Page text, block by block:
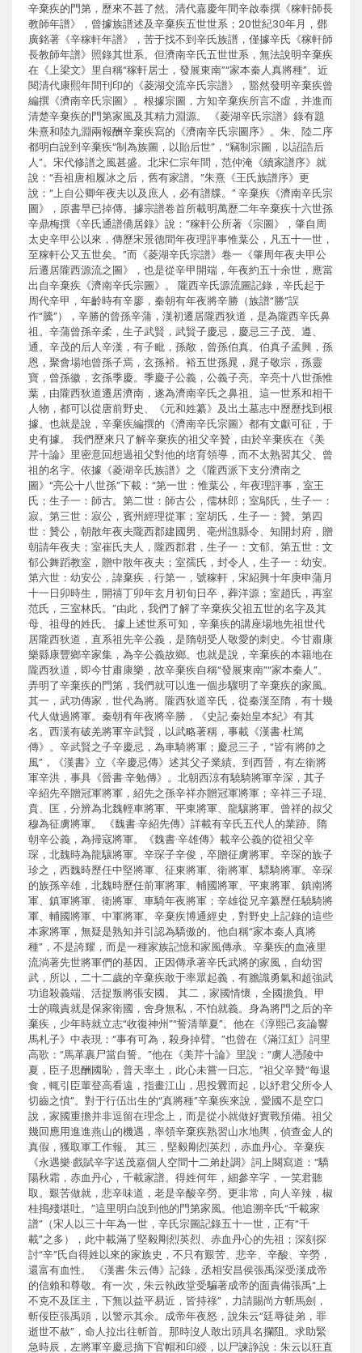
辛棄疾的門第，歷來不甚了然。清代嘉慶年間辛啟泰撰《稼軒師長
教師年譜》，曾據族譜述及辛棄疾五世世系；20世紀30年月，鄧
廣銘著《辛稼軒年譜》，苦于找不到辛氏族譜，僅據辛氏《稼軒師
長教師年譜》照錄其世系。但濟南辛氏五世世系，無法說明辛棄疾
在《上梁文》里自稱“稼軒居士，發展東南”“家本秦人真將種”。近
閱清代康熙年間刊印的《菱湖交流辛氏宗譜》，豁然發明辛棄疾曾
編撰《濟南辛氏宗圖》。根據宗圖，方知辛棄疾所言不虛，并進而
清楚辛棄疾的門第家風及其精力淵源。 《菱湖辛氏宗譜》錄有題
朱熹和陸九淵兩報酬辛棄疾寫的《濟南辛氏宗圖序》。朱、陸二序
都明白說到辛棄疾“制為族圖，以貽后世”，“竊制宗圖，以詔誥后
人”。宋代修譜之風甚盛。北宋仁宗年間，范仲淹《續家譜序》就
說：“吾祖唐相履冰之后，舊有家譜。”朱熹《王氏族譜序》更
說：“上自公卿年夜夫以及庶人，必有譜牒。” 辛棄疾《濟南辛氏宗
圖》，原書早已掉傳。據宗譜卷首所載明萬歷二年辛棄疾十六世孫
辛鼎梅撰《辛氏通譜僑居錄》說：“稼軒公所著《宗圖》，肇自周
太史辛甲公以來，傳歷宋景德間年夜理評事惟葉公，凡五十一世，
至稼軒公又五世矣。”而《菱湖辛氏宗譜》卷一《肇周年夜夫甲公
后遷居隴西源流之圖》，也是從辛甲開端，年夜約五十余世，應當
出自辛棄疾《濟南辛氏宗圖》。 隴西辛氏源流圖記錄，辛氏起于
周代辛甲，年齡時有辛廖，秦朝有年夜將辛勝（族譜“勝”誤
作“騰”），辛勝的曾孫辛蒲，漢初遷居隴西狄道，是為隴西辛氏鼻
祖。辛蒲曾孫辛柔，生子武賢，武賢子慶忌，慶忌三子茂、遵、
通。辛茂的后人辛漢，有子毗，孫敞，曾孫伯真。伯真子孟興，孫
恩，聚會場地曾孫子焉，玄孫裕。裕五世孫晁，晁子敬宗，孫靈
寶，曾孫徽，玄孫季慶。季慶子公義，公義子亮。辛亮十八世孫惟
葉，由隴西狄道遷居濟南，遂為濟南辛氏之鼻祖。這一世系和相干
人物，都可以從唐前野史、《元和姓纂》及出土墓志中歷歷找到根
據。也就是說，辛棄疾編撰的《濟南辛氏宗圖》都有文獻可征，于
史有據。 我們歷來只了解辛棄疾的祖父辛贊，由於辛棄疾在《美
芹十論》里密意回想過祖父對他的培育領導，而不太熟習其父、曾
祖的名字。依據《菱湖辛氏族譜》之《隴西派下支分濟南之
圖》“亮公十八世孫”下載：“第一世：惟葉公，年夜理評事，室王
氏；生子一：師古。第二世：師古公，儒林郎；室鄔氏，生子一：
寂。第三世：寂公，賓州經理從軍；室胡氏，生子一：贊。第四
世：贊公，朝散年夜夫隴西郡建國男、亳州譙縣令、知開封府，贈
朝請年夜夫；室崔氏夫人，隴西郡君，生子一：文郁。第五世：文
郁公舞蹈教室，贈中散年夜夫；室孺氏，封令人，生子一：幼安。
第六世：幼安公，諱棄疾，行第一，號稼軒，宋紹興十年庚申蒲月
十一日卯時生，開禧丁卯年玄月初旬日卒，葬洋源；室趙氏，再室
范氏，三室林氏。”由此，我們了解了辛棄疾父祖五世的名字及其
母、祖母的姓氏。 據上述世系可知，辛棄疾的講座場地先祖世代
居隴西狄道，直系祖先辛公義，是隋朝受人敬愛的刺史。今甘肅康
樂縣康豐鄉辛家集，為辛公義故鄉。也就是說，辛棄疾的本籍地在
隴西狄道，即今甘肅康樂，故辛棄疾自稱“發展東南”“家本秦人”。
弄明了辛棄疾的門第，我們就可以進一個步驟明了辛棄疾的家風。
其一，武功傳家，世代為將。隴西狄道辛氏，從秦漢至隋，有十幾
代人做過將軍。秦朝有年夜將辛勝，《史記·秦始皇本紀》有其
名。西漢有破羌將軍辛武賢，以武略著稱，事載《漢書·杜篤
傳》。辛武賢之子辛慶忌，為車騎將軍；慶忌三子，“皆有將帥之
風”，《漢書》立《辛慶忌傳》述其父子業績。到西晉，有左衛將
軍辛洪，事具《晉書·辛勉傳》。北朝西涼有驍騎將軍辛深，其子
辛紹先卒贈冠軍將軍，紹先之孫辛祥亦贈冠軍將軍；辛祥三子琨、
賁、匡，分辨為北魏輕車將軍、平東將軍、龍驤將軍。曾祥的叔父
穆為征虜將軍。 《魏書·辛紹先傳》詳載有辛氏五代人的業跡。隋
朝辛公義，為掃寇將軍。《魏書·辛雄傳》載辛公義的從祖父辛
琛，北魏時為龍驤將軍。辛琛子辛俊，卒贈征虜將軍。辛琛的族子
珍之，西魏時歷任中堅將軍、征東將軍、衛將軍、驃騎將軍。辛琛
的族孫辛雄，北魏時歷任前軍將軍、輔國將軍、平東將軍、鎮南將
軍、鎮軍將軍、衛將軍、車騎年夜將軍；辛雄從兄辛纂歷任驍騎將
軍、輔國將軍、中軍將軍。辛棄疾博通經史，對野史上記錄的這些
本家將軍，無疑是熟知并引認為驕傲的。他自稱“家本秦人真將
種”，不是誇耀，而是一種家族記憶和家風傳承。辛棄疾的血液里
流淌著先世將軍們的基因。正因傳承著辛氏武將的家風，自幼習
武，所以，二十二歲的辛棄疾敢于率眾起義，有膽識勇氣和超強武
功追殺義端、活捉叛將張安國。 其二，家國情懷，全國擔負。甲
士的職責就是保家衛國，舍身無私，不怕就義。身為將門之后的辛
棄疾，少年時就立志“收復神州”“誓清華夏”。他在《淳熙己亥論響
馬札子》中表現：“事有可為，殺身掉臂。”也曾在《滿江紅》詞里
高歌：“馬革裹尸當自誓。”他在《美芹十論》里說：“虜人憑陵中
夏，臣子思酬國恥，普天率土，此心未嘗一日忘。”祖父辛贊“每退
食，輒引臣輩登高看遠，指畫江山，思投釁而起，以紓君父所令人
切齒之憤”。對于行伍出生的“真將種”辛棄疾來說，愛國不是空口
說，家國重擔并非逗留在理念上，而是從小就做好實戰預備。祖父
幾回應用進進燕山的機遇，率領辛棄疾熟習山水地輿，偵查金人的
真假，獲取軍工作報。 其三，堅毅剛烈英烈，赤血丹心。辛棄疾
《永遇樂·戲賦辛字送茂嘉個人空間十二弟赴調》詞上闋寫道：“驕
陽秋霜，赤血丹心，千載家譜。得姓何年，細參辛字，一笑君聽
取。艱苦做就，悲辛味道，老是辛酸辛勞。更非常，向人辛辣，椒
桂搗殘堪吐。”這里明白說到他的門第家風。他追溯辛氏“千載家
譜”（宋人以三十年為一世，辛氏宗圖記錄五十一世，正有“千
載”之多），此中載滿了堅毅剛烈英烈、赤血丹心的先祖；深刻探
討“辛”氏自得姓以來的家族史，不只有艱苦、悲辛、辛酸、辛勞，
還富有血性。 《漢書·朱云傳》記錄，丞相安昌侯張禹深受漢成帝
的信賴和尊敬。有一次，朱云執政堂受騙著成帝的面責備張禹“上
不克不及匡主，下無以益平易近，皆持祿”，力請賜尚方斬馬劍，
斬佞臣張禹頭，以警示其余。成帝年夜怒，說朱云“廷辱徒弟，罪
逝世不赦”，命人拉出往斬首。那時沒人敢出頭具名攔阻。求助緊
急時辰，左將軍辛慶忌摘下官帽和印綬，以尸諫諍說：朱云以狂直